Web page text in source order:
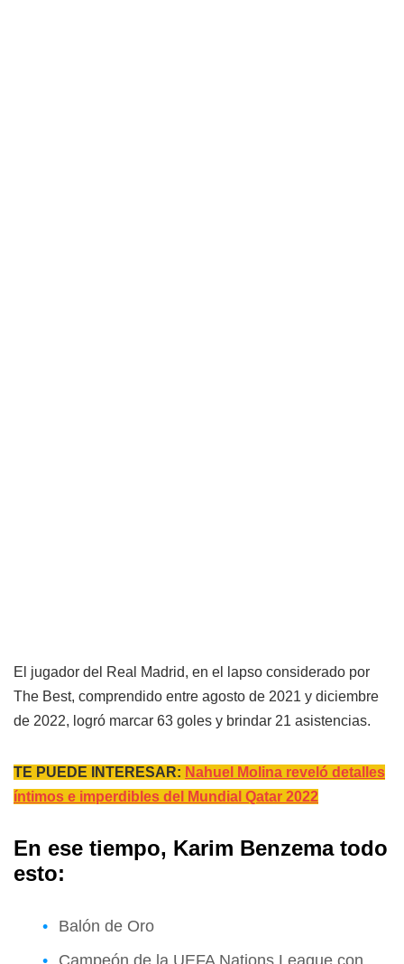
El jugador del Real Madrid, en el lapso considerado por
The Best, comprendido entre agosto de 2021 y diciembre
de 2022, logró marcar 63 goles y brindar 21 asistencias.
TE PUEDE INTERESAR: Nahuel Molina reveló detalles
íntimos e imperdibles del Mundial Qatar 2022
En ese tiempo, Karim Benzematodo
esto:
Balón de Oro